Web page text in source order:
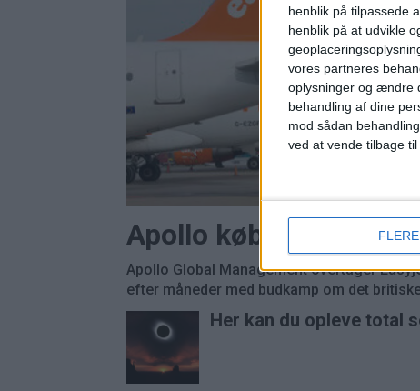
henblik på tilpassede
henblik på at udvikle
vores partneres
oplysninger og ændre
behandling af dine
mod sådan behandling.
ved at vende tilbage
Apollo køber Easyjet
Apollo Global Management overtager
efter måneder med budkamp om det
Her kan du opleve total